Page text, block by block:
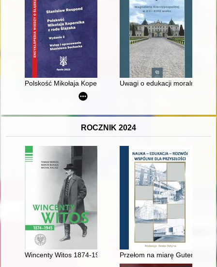
Polskość Mikołaja Kopernika z rodu ŚlązakaUwagi o edukacji moralnej
ROCZNIK 2024
Wincenty Witos 1874-1945 Przełom na miarę Gutenberga